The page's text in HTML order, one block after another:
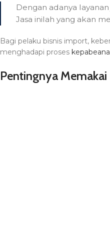
Dengan adanya layanan
Jasa inilah yang akan
Bagi pelaku bisnis import,
menghadapi proses
Pentingnya